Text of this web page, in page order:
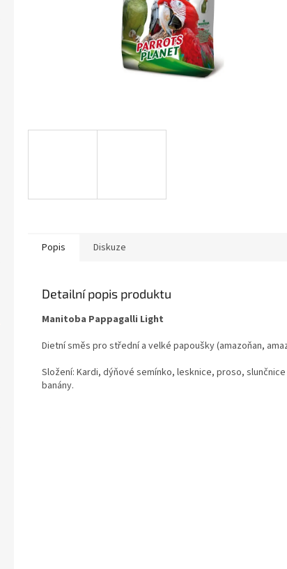
Popis Diskuze
Detailní popis produktu
Manitoba Pappagalli Light
Dietní směs pro střední a velké papoušky (amazoňan,
Složení: Kardi, dýňové semínko, lesknice, proso,
banány.